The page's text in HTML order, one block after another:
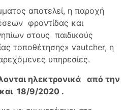
αποτελεί, η παροχή
φροντίδας και
στους παιδικούς
τοποθέτησης» vautcher, η
υπηρεσίες.
ηλεκτρονικά από την
18/9/2020 .